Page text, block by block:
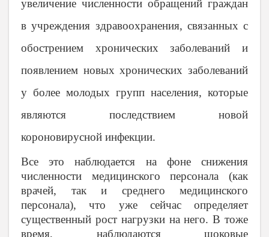
увеличение численности обращений граждан
в учреждения здравоохранения, связанных с
обострением хронических заболеваний и
появлением новых хронических заболеваний
у более молодых групп населения, которые
являются последствием новой
короновирусной инфекции.
Все это наблюдается на фоне снижения
численности медицинского персонала (как
врачей, так и среднего медицинского
персонала), что уже сейчас определяет
существенный рост нагрузки на него. В тоже
время, наблюдаются шоковые